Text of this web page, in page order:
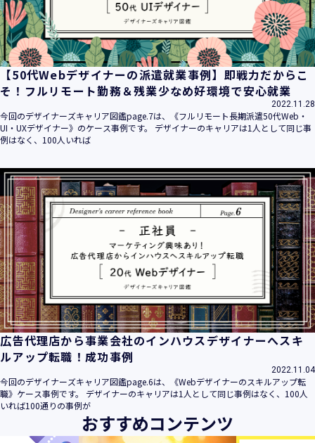
【50代Webデザイナーの派遣就業事例】即戦力だからこ
そ！フルリモート勤務＆残業少なめ好環境で安心就業
2022.11.28
今回のデザイナーズキャリア図鑑page.7は、《フルリモート長期派遣50代Web・
UI・UXデザイナー》のケース事例です。 デザイナーのキャリアは1人として同じ事
例はなく、100人いれば
広告代理店から事業会社のインハウスデザイナーへスキ
ルアップ転職！成功事例
2022.11.04
今回のデザイナーズキャリア図鑑page.6は、《Webデザイナーのスキルアップ転
職》ケース事例です。 デザイナーのキャリアは1人として同じ事例はなく、100人
いれば100通りの事例が
おすすめコンテンツ